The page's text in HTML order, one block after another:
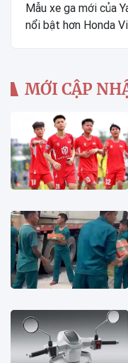
Mẫu xe ga mới của
nổi bật hơn Honda
MỚI CẬP